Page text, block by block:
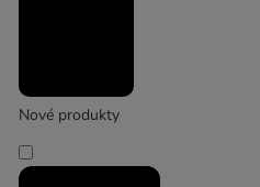
Nové produkty